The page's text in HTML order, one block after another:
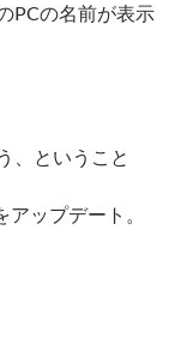
PCの名前が表示
、ということ
ップデート。